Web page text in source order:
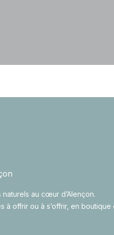
au cœur d’Alençon.
à offrir ou à s’offrir, en boutique